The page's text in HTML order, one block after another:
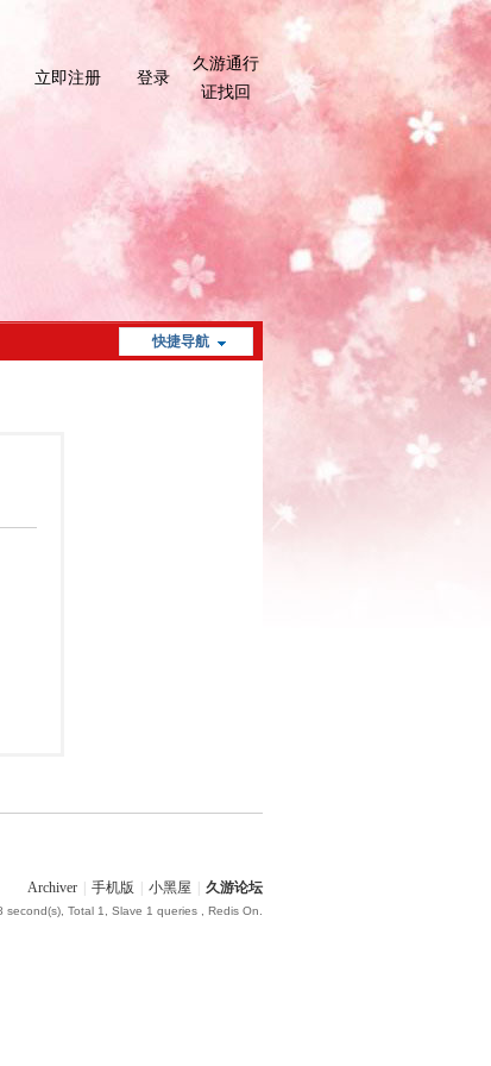
立即注册 登录
久游通行
证找回
快捷导航
Archiver
手机版 小黑屋 久游论坛
second(s), Total 1, Slave 1 queries , Redis On.